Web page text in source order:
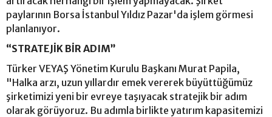
paylarının Borsa İstanbul Yıldız Pazar'da işlem görmesi
planlanıyor.
“STRATEJİK BİR ADIM”
Türker VEYAŞ Yönetim Kurulu Başkanı Murat Papila,
"Halka arzı, uzun yıllardır emek vererek büyüttüğümüz
şirketimizi yeni bir evreye taşıyacak stratejik bir adım
olarak görüyoruz. Bu adımla birlikte yatırım kapasitemizi